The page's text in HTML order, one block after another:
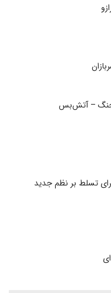
جنگ – آتش‌بس
تسلط بر نظم جدید